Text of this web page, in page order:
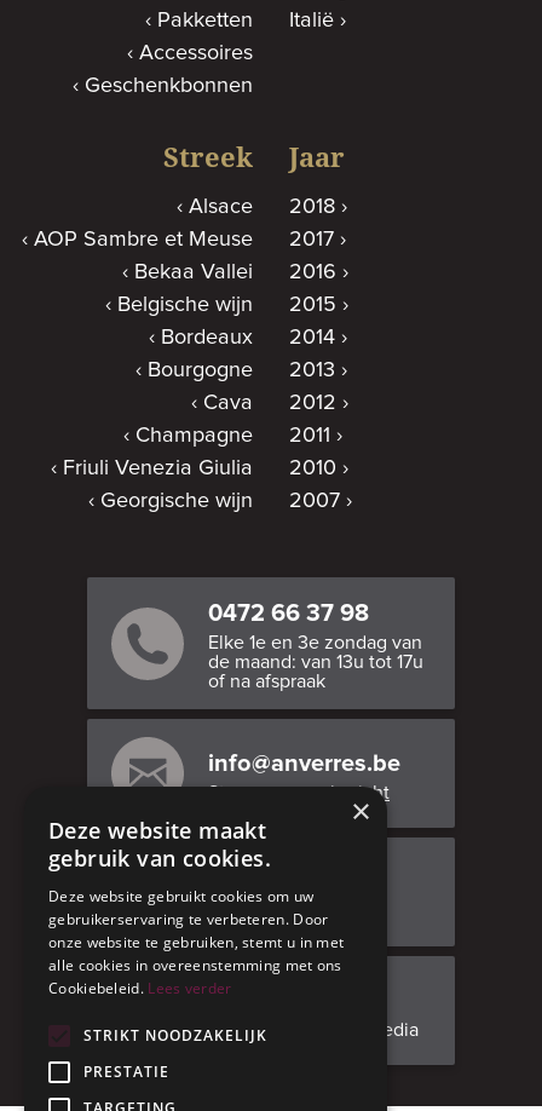
Pakketten
Accessoires
Geschenkbonnen
Italië
Streek
Alsace
AOP Sambre et Meuse
Bekaa Vallei
Belgische wijn
Bordeaux
Bourgogne
Cava
Champagne
Friuli Venezia Giulia
Georgische wijn
Jaar
2018
2017
2016
2015
2014
2013
2012
2011
2010
2007
0472 66 37 98
Elke 1e en 3e zondag van
de maand: van 13u tot 17u
of na afspraak
info@anverres.be
Stuur ons een bericht
Adresgegevens
Facebook
Volg ons op social media
×
Deze website maakt
gebruik van cookies.
Deze website gebruikt cookies om uw
gebruikerservaring te verbeteren. Door
onze website te gebruiken, stemt u in met
alle cookies in overeenstemming met ons
Cookiebeleid. Lees verder
STRIKT NOODZAKELIJK
PRESTATIE